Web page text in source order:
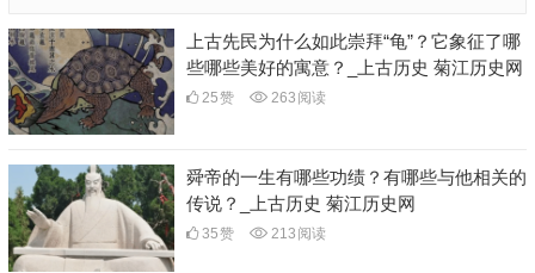
上古先民为什么如此崇拜“龟”？它象征了哪
些哪些美好的寓意？_上古历史 菊江历史网
25赞 263 阅读
舜帝的一生有哪些功绩？有哪些与他相关的
传说？_上古历史 菊江历史网
35赞 213 阅读